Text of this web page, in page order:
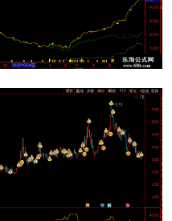
向=1),COLORWHITE;
; };